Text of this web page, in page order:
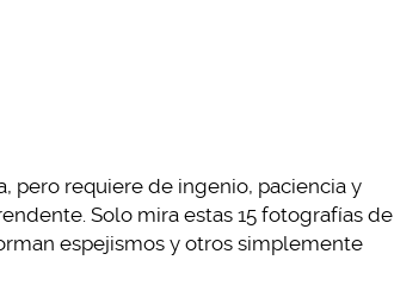
pero requiere de ingenio, paciencia y
Solo mira estas 15 fotografías de
espejismos y otros simplemente